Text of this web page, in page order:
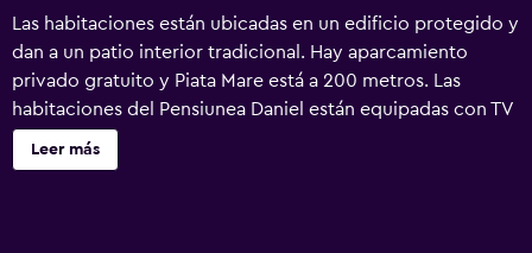
Las habitaciones están ubicadas en un edificio protegido y
dan a un patio interior tradicional. Hay aparcamiento
privado gratuito y Piata Mare está a 200 metros. Las
habitaciones del Pensiunea Daniel están equipadas con TV
por cable y nevera. El baño incluye cabina de ducha y
secador de pelo. El bar sirve aperitivos y bebidas
Leer más